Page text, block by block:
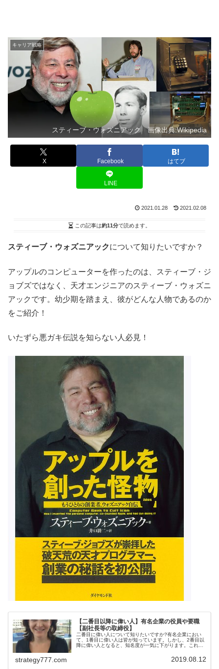
キャリア戦略
スティーブ・ウォズニアック 画像出典:Wikipedia
X Facebook はてブ
LINE
2021.01.28 2021.02.08
この記事は約11分で読めます。
スティーブ・ウォズニアックについて知りたいですか？
アップルのコンピューターを作ったのは、スティーブ・ジ
ョブズではなく、天才エンジニアのスティーブ・ウォズニ
アックです。幼少期を踏まえ、彼がどんな人物であるのか
をご紹介！
いたずら悪ガキ伝説を知らない人必見！
【二番目以降に偉い人】有名企業の役員や要職
【副社長等の取締役】
二番目に偉い人について知りたいですか?有名企業におい
て、1番目に偉い人は皆が知っています。しかし、2番目以
降に偉い人となると、知名度が一気に下がります。これ
strategy777.com 2019.08.12